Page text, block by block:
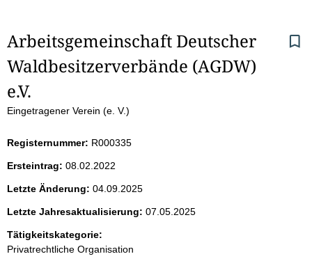
S
e
i
e
n
i
n
Arbeitsgemeinschaft Deutscher
Waldbesitzerverbände (AGDW)
e.V.
Eingetragener Verein (e. V.)
Registernummer: R000335
Ersteintrag: 08.02.2022
Letzte Änderung: 04.09.2025
Letzte Jahresaktualisierung: 07.05.2025
Tätigkeitskategorie:
Privatrechtliche Organisation